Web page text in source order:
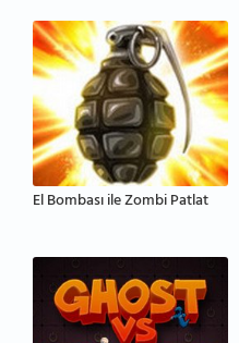
El Bombası ile Zombi Patlat